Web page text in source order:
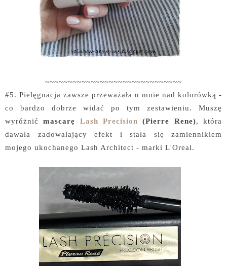
~~~~~~~~~~~~~~~~~~~~~~~~~~~~~~
#5. Pielęgnacja zawsze przeważała u mnie nad kolorówką -
co bardzo dobrze widać po tym zestawieniu. Muszę
wyróżnićmascarę Lash Precision (Pierre Rene), która
dawała zadowalający efekt i stała się zamiennikiem
mojego ukochanego Lash Architect - marki L'Oreal.